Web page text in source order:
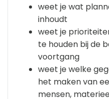
weet je wat
inhoudt
weet je
te houden bij de
voortgang
weet je welke
het maken van
mensen,